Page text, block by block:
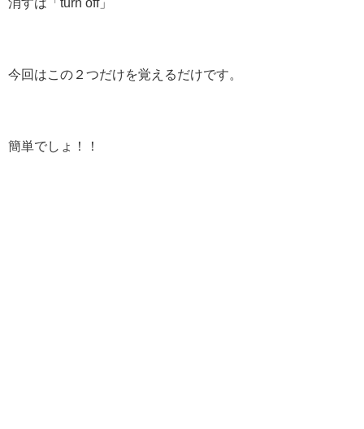
今回はこの２つだけを覚えるだけです。
簡単でしょ！！